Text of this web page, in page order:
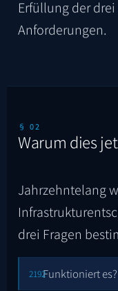
Erfüllung der
Anforderungen.
§ 02
Warum dies
Jahrzehntelang
drei Fragen
Funktioniert es?